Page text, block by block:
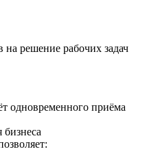
решение рабочих задач
одновременного приёма